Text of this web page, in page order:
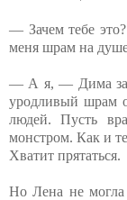
— Зачем тебе
меня шрам на
— А я, — Дима
уродливый шрам
людей. Пусть
монстром. Как и
Хватит прятаться.
Но Лена не могла